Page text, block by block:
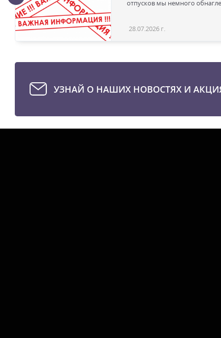
отпусков мы немного
28.07.2026 г.
УЗНАЙ О НАШИХ НОВОСТЯХ И